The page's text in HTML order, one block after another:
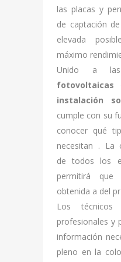
las placas y
de captación
elevada
máximo
Unido a
fotovoltaicas
instalación
cumple con su
conocer qué
necesitan . La
de todos los
permitirá que
obtenida a del
Los
profesionales y
información
pleno en la